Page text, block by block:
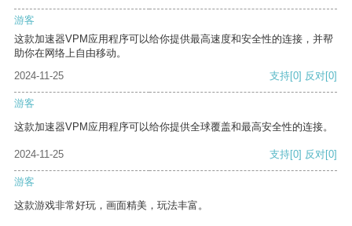
游客
这款加速器VPM应用程序可以给你提供最高速度和安全性的连接，并帮
助你在网络上自由移动。
2024-11-25
支持[0] 反对[0]
游客
这款加速器VPM应用程序可以给你提供全球覆盖和最高安全性的连接。
2024-11-25 支持[0] 反对[0]
游客
这款游戏非常好玩，画面精美，玩法丰富。